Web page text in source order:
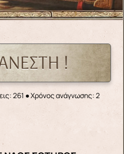
!
261 ● Χρόνος ανάγνωσης: 2